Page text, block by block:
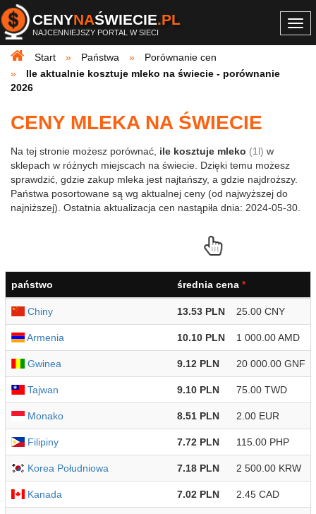
CENYNAŚWIECIE.PL
NAJCENNIEJSZY PORTAL W SIECI
Start
Państwa
Porównanie cen
Ile aktualnie kosztuje mleko na świecie - porównanie
2026
CENY MLEKA NA ŚWIECIE
Na tej stronie możesz porównać, ile kosztuje mleko (1l) w
sklepach w różnych miejscach na świecie. Dzięki temu możesz
sprawdzić, gdzie zakup mleka jest najtańszy, a gdzie najdroższy.
Państwa posortowane są wg aktualnej ceny (od najwyższej do
najniższej). Ostatnia aktualizacja cen nastąpiła dnia: 2024-05-30.
państwo średnia cena *
Chiny 13.53 PLN 25.00 CNY
Armenia 10.10 PLN 1 000.00 AMD
Gwinea 9.12 PLN 20 000.00 GNF
Tajwan 9.10 PLN 75.00 TWD
Monako 8.51 PLN 2.00 EUR
Filipiny 7.72 PLN 115.00 PHP
Korea Południowa 7.18 PLN 2 500.00 KRW
Kanada 7.02 PLN 2.45 CAD